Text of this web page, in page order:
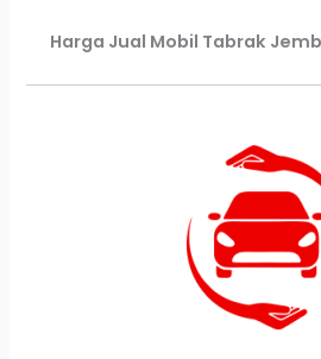
Harga Jual Mobil Tabrak